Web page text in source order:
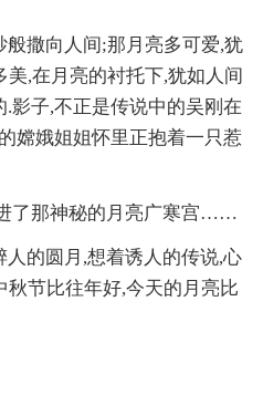
般撒向人间;那月亮多可爱,犹
,在月亮的衬托下,犹如人间
影子,不正是传说中的吴刚在
嫦娥姐姐怀里正抱着一只惹
了那神秘的月亮广寒宫……
人的圆月,想着诱人的传说,心
秋节比往年好,今天的月亮比